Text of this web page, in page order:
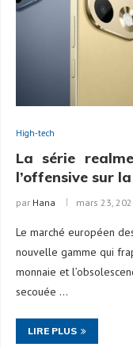
High-tech
La série
l’offensive sur
par Hana mars 23,
Le marché européen
nouvelle gamme qui
monnaie et
secouée …
LIRE PLUS